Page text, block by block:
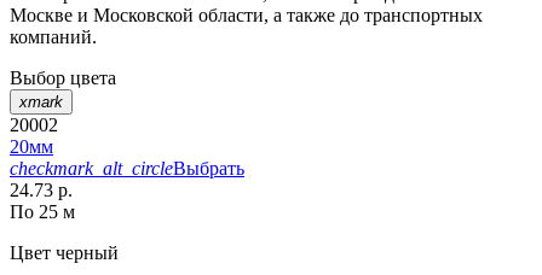
Москве и Московской области, а также до транспортных
компаний.
Выбор цвета
xmark
20002
20мм
checkmark_alt_circleВыбрать
24.73 р.
По 25 м
Цвет черный